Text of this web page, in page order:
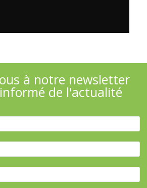
à notre newsletter
de l'actualité